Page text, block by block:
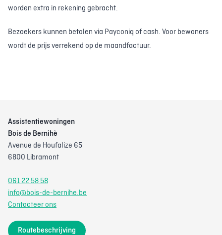
worden extra in rekening gebracht.
Bezoekers kunnen betalen via Payconiq of cash. Voor bewoners
wordt de prijs verrekend op de maandfactuur.
Assistentiewoningen
Bois de Bernihè
Avenue de Houfalize 65
6800 Libramont
061 22 58 58
info@bois-de-bernihe.be
Contacteer ons
Routebeschrijving